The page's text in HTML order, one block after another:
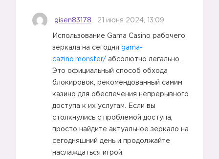
gisen83178 21 июня 2024, 13:09
Использование Gama Casino рабочего
зеркала на сегодня gama-
cazino.monster/ абсолютно легально.
Это официальный способ обхода
блокировок, рекомендованный самим
казино для обеспечения непрерывного
доступа к их услугам. Если вы
столкнулись с проблемой доступа,
просто найдите актуальное зеркало на
сегодняшний день и продолжайте
наслаждаться игрой.